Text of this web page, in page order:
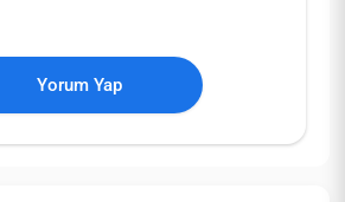
Yorum Yap